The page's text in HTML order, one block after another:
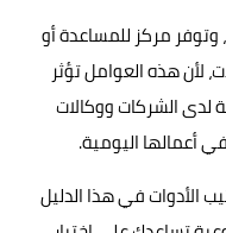
وتوفر مركز للمساعدة أو
لأن هذه العوامل تؤثر
الشركات ووكالات
أعمالها اليومية.
الأدوات في هذا الدليل